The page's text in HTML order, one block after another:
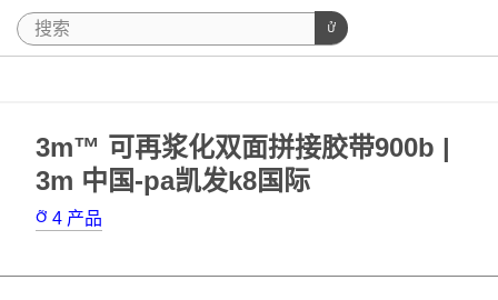
3m™ 可再浆化双面拼接胶带900b |
3m 中国-pa凯发k8国际
4 产品